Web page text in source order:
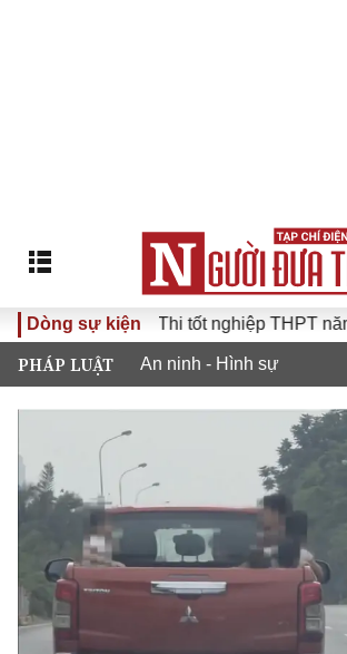
Dòng sự kiện
con số Thi tốt nghiệp THPT năm 2026
PHÁP LUẬT An ninh - Hình sự